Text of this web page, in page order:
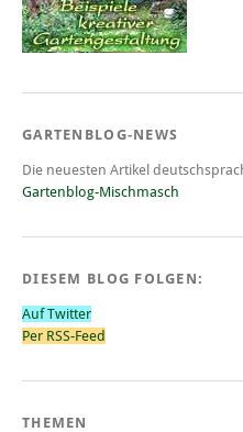
GARTENBLOG-NEWS
Die neuesten Artikel
Gartenblog-Mischmasch
DIESEM BLOG FOLGEN:
Auf Twitter
Per RSS-Feed
THEMEN